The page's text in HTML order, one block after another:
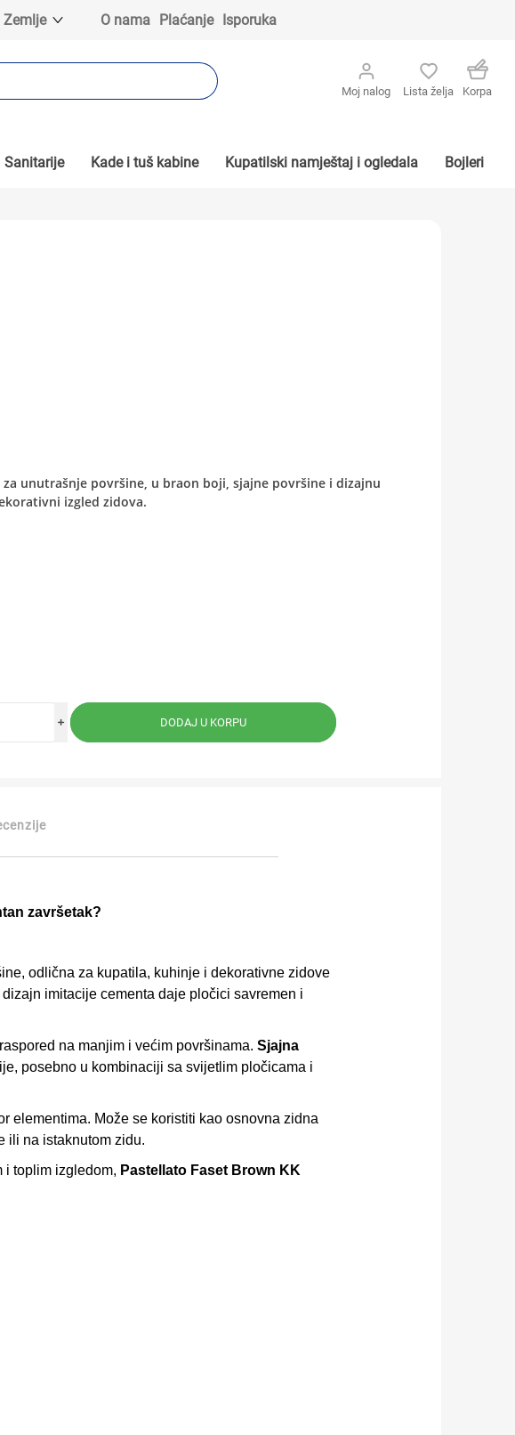
Zemlje
BIH
MKD
O nama Plaćanje Isporuka
Moj nalog Lista želja Korpa
Sanitarije Kade i tuš kabine Kupatilski namještaj i ogledala Bojleri
za unutrašnje površine, u braon boji, sjajne površine i dizajnu
izgled zidova.
i
završetak?
odlična za kupatila, kuhinje i dekorativne zidove
imitacije cementa daje pločici savremen i
na manjim i većim površinama. Sjajna
posebno u kombinaciji sa svijetlim pločicama i
elementima. Može se koristiti kao osnovna zidna
ili na istaknutom zidu.
i toplim izgledom, Pastellato Faset Brown KK